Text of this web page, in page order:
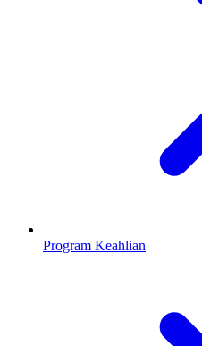
Program Keahlian